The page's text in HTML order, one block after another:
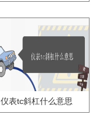
仪表tc斜杠什么意思